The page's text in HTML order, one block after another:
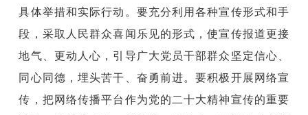
具体举措和实际行动。要充分利用各种宣传形式和手
段，采取人民群众喜闻乐见的形式，使宣传报道更接
地气、更动人心，引导广大党员干部群众坚定信心、
同心同德，埋头苦干、奋勇前进。要积极开展网络宣
传，把网络传播平台作为党的二十大精神宣传的重要